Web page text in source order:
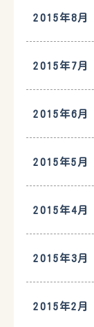
2015年8月
2015年7月
2015年6月
2015年5月
2015年4月
2015年3月
2015年2月